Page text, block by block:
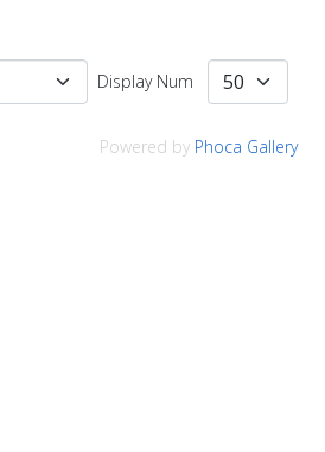
Display Num
Powered by Phoca Gallery